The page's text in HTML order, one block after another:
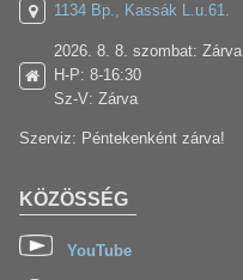
1134 Bp., Kassák L.u.61.
2026. 8. 8. szombat: Zárva
H-P: 8-16:30
Sz-V: Zárva
Szerviz: Péntekenként zárva!
KÖZÖSSÉG
YouTube